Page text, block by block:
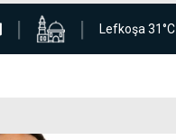
Lefkoşa 31°C